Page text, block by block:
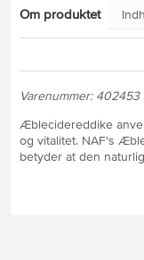
Om produktet
Varenummer: 402453
Æblecidereddike
og vitalitet. NAF's
betyder at den